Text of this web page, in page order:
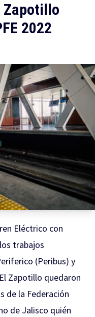
Zapotillo
2022
Eléctrico con
trabajos
(Peribus) y
Zapotillo quedaron
de la Federación
de Jalisco quién